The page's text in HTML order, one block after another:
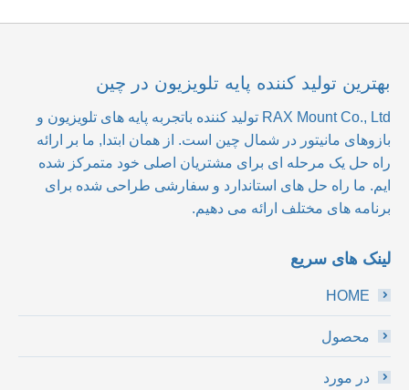
بهترین تولید کننده پایه تلویزیون در چین
RAX Mount Co., Ltd تولید کننده باتجربه پایه های تلویزیون و
بازوهای مانیتور در شمال چین است. از همان ابتدا, ما بر ارائه
راه حل یک مرحله ای برای مشتریان اصلی خود متمرکز شده
ایم. ما راه حل های استاندارد و سفارشی طراحی شده برای
برنامه های مختلف ارائه می دهیم.
لینک های سریع
HOME
محصول
در مورد